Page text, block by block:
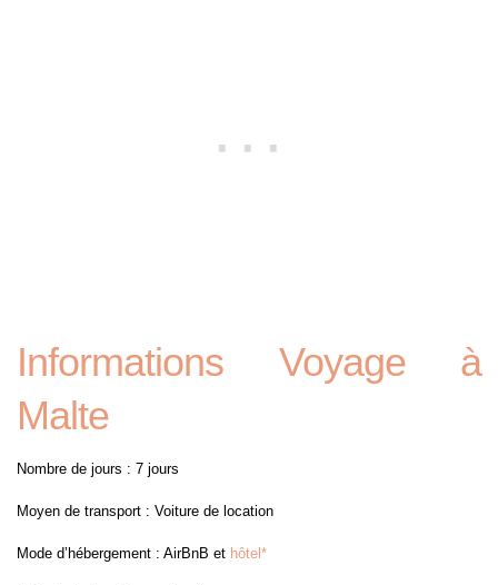
Informations Voyage à
Malte
Nombre de jours : 7 jours
Moyen de transport : Voiture de location
Mode d’hébergement : AirBnB et hôtel*